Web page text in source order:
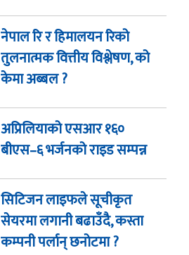
नेपाल रि र हिमालयन रिको
तुलनात्मक वित्तीय विश्लेषण, को
केमा अब्बल ?
अप्रिलियाको एसआर १६०
बीएस–६ भर्जनको राइड सम्पन्न
सिटिजन लाइफले सूचीकृत
सेयरमा लगानी बढाउँदै, कस्ता
कम्पनी पर्लान् छनोटमा ?